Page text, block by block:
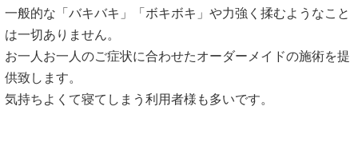
一般的な「バキバキ」「ボキボキ」や力強く揉むようなこと
は一切ありません。
お一人お一人のご症状に合わせたオーダーメイドの施術を提
供致します。
気持ちよくて寝てしまう利用者様も多いです。